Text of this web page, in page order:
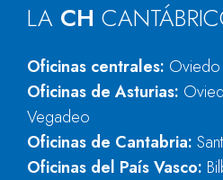
LA CH
Oficinas centrales: Oviedo
Oficinas de Asturias:
Vegadeo
Oficinas de Cantabria:
Oficinas del País Vasco: